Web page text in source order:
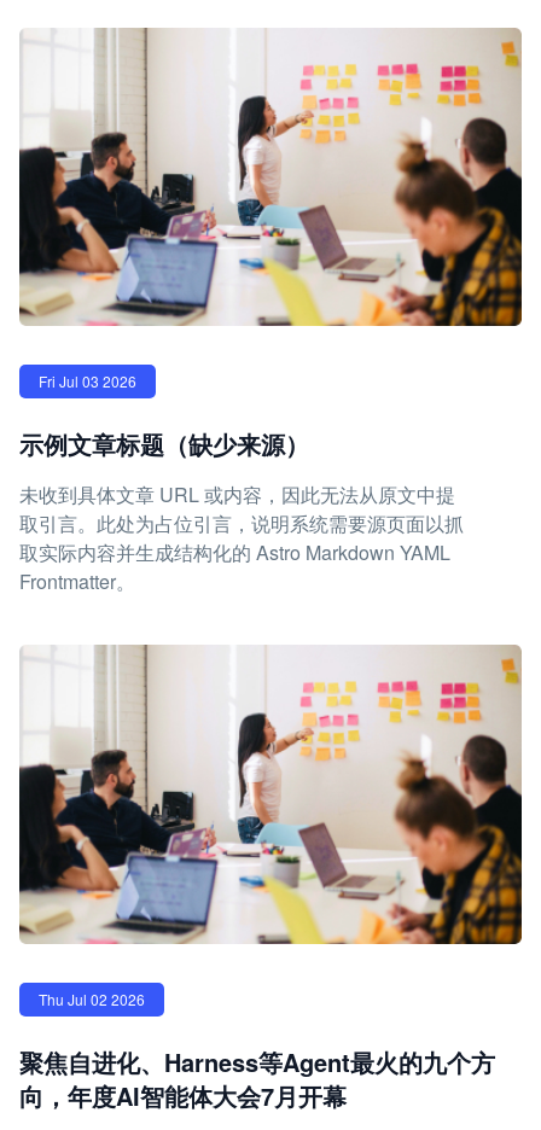
Fri Jul 03 2026
示例文章标题（缺少来源）
未收到具体文章 URL 或内容，因此无法从原文中提
取引言。此处为占位引言，说明系统需要源页面以抓
取实际内容并生成结构化的 Astro Markdown YAML
Frontmatter。
Thu Jul 02 2026
聚焦自进化、Harness等Agent最火的九个方
向，年度AI智能体大会7月开幕